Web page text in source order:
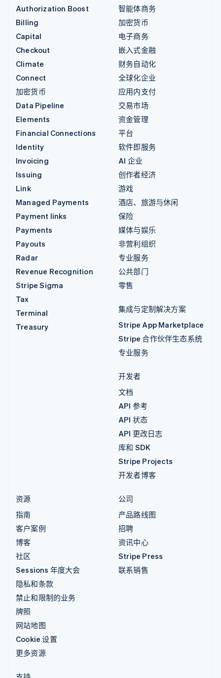
Authorization Boost
Billing
Capital
Checkout
Climate
Connect
加密货币
Data Pipeline
Elements
Financial Connections
Identity
Invoicing
Issuing
Link
Managed Payments
Payment links
Payments
Payouts
Radar
Revenue Recognition
Stripe Sigma
Tax
Terminal
Treasury
智能体商务
加密货币
电子商务
嵌入式金融
财务自动化
全球化企业
应用内支付
交易市场
资金管理
平台
软件即服务
AI 企业
创作者经济
游戏
酒店、旅游与休闲
保险
媒体与娱乐
非营利组织
专业服务
公共部门
零售
集成与定制解决方案
Stripe App Marketplace
Stripe 合作伙伴生态系统
专业服务
开发者
文档
API 参考
API 状态
API 更改日志
库和 SDK
Stripe Projects
开发者博客
资源
指南
客户案例
博客
社区
Sessions 年度大会
隐私和条款
禁止和限制的业务
牌照
网站地图
Cookie 设置
更多资源
公司
产品路线图
招聘
资讯中心
Stripe Press
联系销售